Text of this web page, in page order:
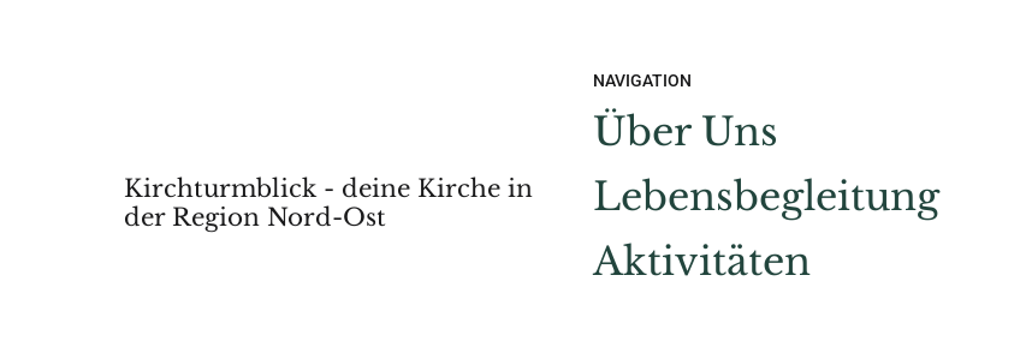
Kirchturmblick - deine Kirche in
der Region Nord-Ost
NAVIGATION
Über Uns
Lebensbegleitung
Aktivitäten